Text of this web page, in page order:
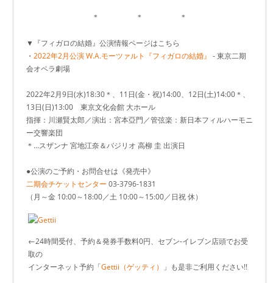
＊ ＊ ＊
▼『フィガロの結婚』公演情報ページはこちら
・ 2022年2月公演 W.A.モーツァルト『フィガロの結婚』 - 東京二期
会オペラ劇場
2022年2月9日(水)18:30＊、11日(金・祝)14:00、12日(土)14:00＊、
13日(日)13:00 東京文化会館 大ホール
指揮：川瀬賢太郎／演出：宮本亞門／管弦楽：新日本フィルハーモニ
ー交響楽団
＊…スザンナ 宮地江奈＆バジリオ 高柳 圭 出演日
●公演のご予約・お問合せは《発売中》
二期会チケットセンター 03-3796-1831
（月～金 10:00～18:00／土 10:00～15:00／日祝 休）
←24時間受付、予約＆発券手数料0円、セブン-イレブン店頭でお受
取の
インターネット予約「Gettii（ゲッティ） 」も是非ご利用ください!!